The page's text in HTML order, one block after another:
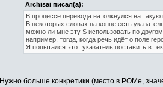
Archisai писал(а):
В процессе перевода натолкнулся на
В некоторых словах на конце есть
можно ли мне эту S использовать по
например, тогда, когда речь идёт о поле
Я попытался этот указатель поставить в
Нужно больше конкретики (место в РОМе,